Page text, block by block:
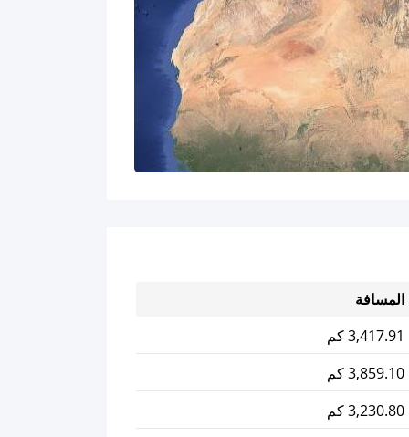
المسافة
3,417.91 كم
3,859.10 كم
3,230.80 كم